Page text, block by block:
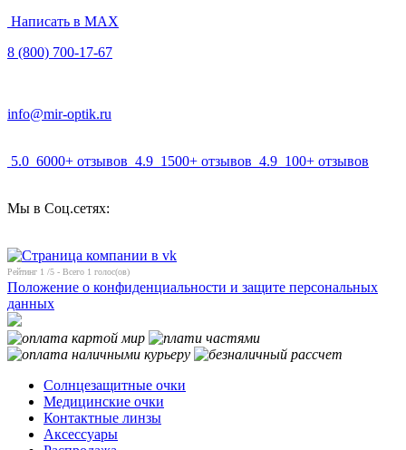
Написать в MAX
8 (800) 700-17-67
info@mir-optik.ru
5.0 6000+ отзывов 4.9 1500+ отзывов 4.9 100+ отзывов
Мы в Соц.сетях:
Рейтинг 1 /5 - Всего 1 голос(ов)
Положение о конфиденциальности и защите персональных
данных
Солнцезащитные очки
Медицинские очки
Контактные линзы
Аксессуары